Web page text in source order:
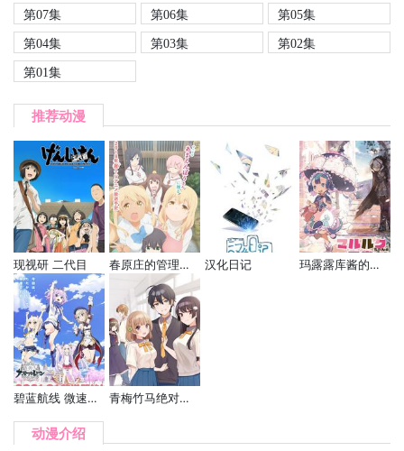
第07集
第06集
第05集
第04集
第03集
第02集
第01集
推荐动漫
现视研 二代目 春原庄的管理人小姐 汉化日记 玛露露库酱的日常
碧蓝航线 微速前进 青梅竹马绝对不会输的恋爱喜剧
动漫介绍